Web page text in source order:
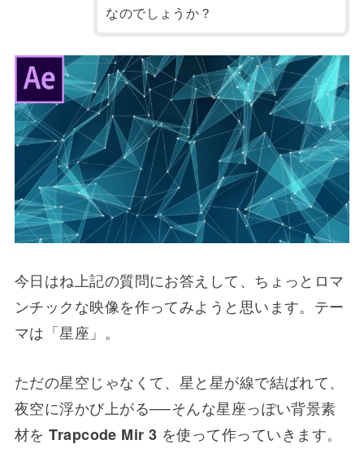
なのでしょうか？
今日はね上記の質問にお答えして、ちょっとロマ
ンチックな映像を作ってみようと思います。テー
マは「星座」。
ただの星空じゃなくて、星と星が線で結ばれて、
夜空に浮かび上がる──そんな星座っぽい背景素
材をTrapcode Mir 3 を使って作っていきます。